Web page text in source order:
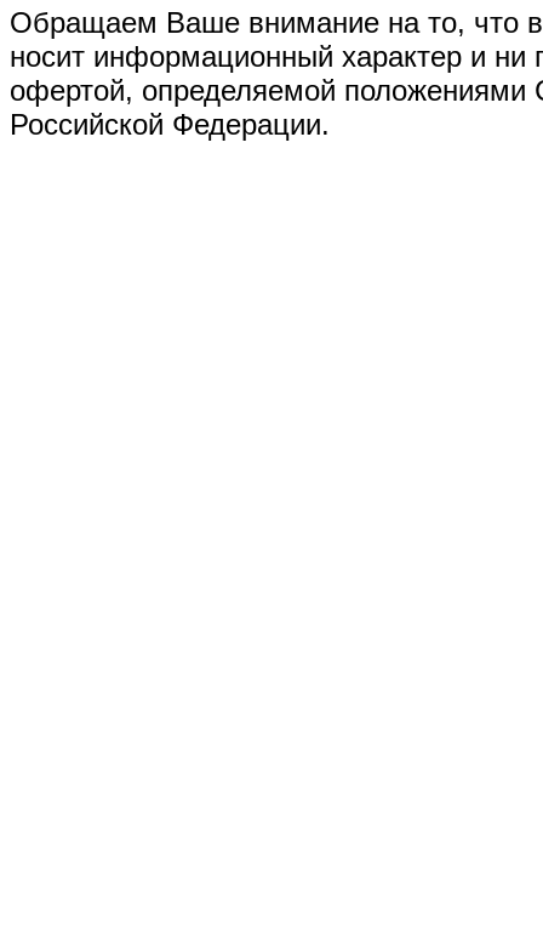
Обращаем Ваше внимание на то, что
носит информационный характер и ни
офертой, определяемой положениями
Российской Федерации.